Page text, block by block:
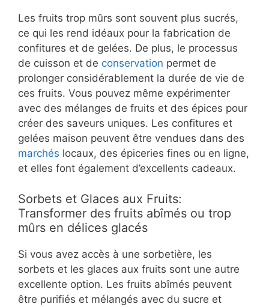
Les fruits trop mûrs sont souvent plus sucrés,
ce qui les rend idéaux pour la fabrication de
confitures et de gelées. De plus, le processus
de cuisson et de conservation permet de
prolonger considérablement la durée de vie de
ces fruits. Vous pouvez même expérimenter
avec des mélanges de fruits et des épices pour
créer des saveurs uniques. Les confitures et
gelées maison peuvent être vendues dans des
marchés locaux, des épiceries fines ou en ligne,
et elles font également d’excellents cadeaux.
Sorbets et Glaces aux Fruits:
Transformer des fruits abîmés ou trop
mûrs en délices glacés
Si vous avez accès à une sorbetière, les
sorbets et les glaces aux fruits sont une autre
excellente option. Les fruits abîmés peuvent
être purifiés et mélangés avec du sucre et